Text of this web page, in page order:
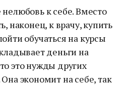
к себе. Вместо
наконец, к врачу, купить
обучаться на курсы
деньги на
это нужды других
экономит на себе, так